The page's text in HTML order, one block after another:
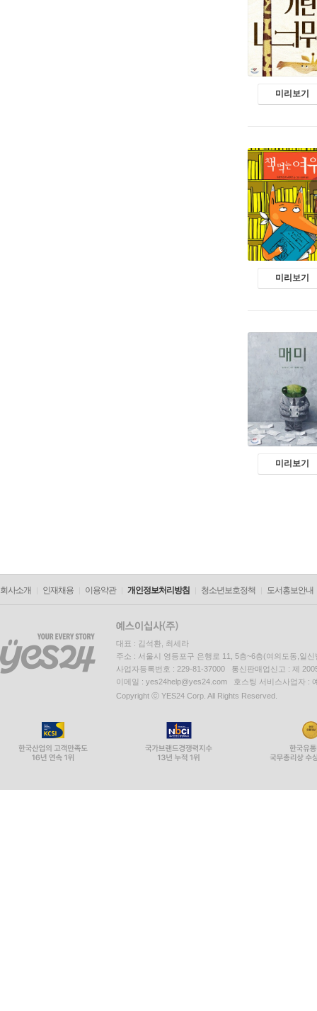
미리보기
미리보기
미리보기
회사소개 인재채용 이용약관 개인정보처리방침 청소년보호정책 도서홍보안내
대표 : 김석환, 최세라
주소 : 서울시 영등포구 은행로 11, 5층~6층(여의도동,일신
사업자등록번호 : 229-81-37000 통신판매업신고 : 제
이메일 : yes24help@yes24.com 호스팅 서비스사업자 :
Copyright ⓒ YES24 Corp. All Rights Reserved.